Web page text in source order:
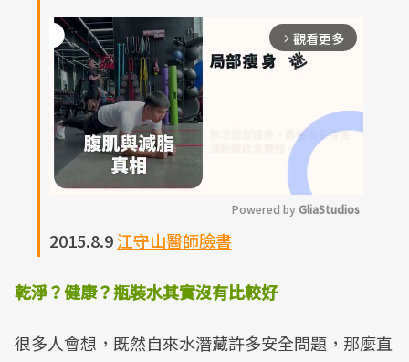
arrow_forward_ios 觀看更多
e
Powered by GliaStudios
2015.8.9江守山醫師臉書
乾淨？健康？瓶裝水其實沒有比較好
很多人會想，既然自來水潛藏許多安全問題，那麼直